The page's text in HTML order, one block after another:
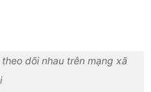
dõi nhau trên mạng xã